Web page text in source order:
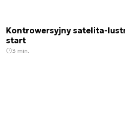
Kontrowersyjny satelita-
start
3 min.